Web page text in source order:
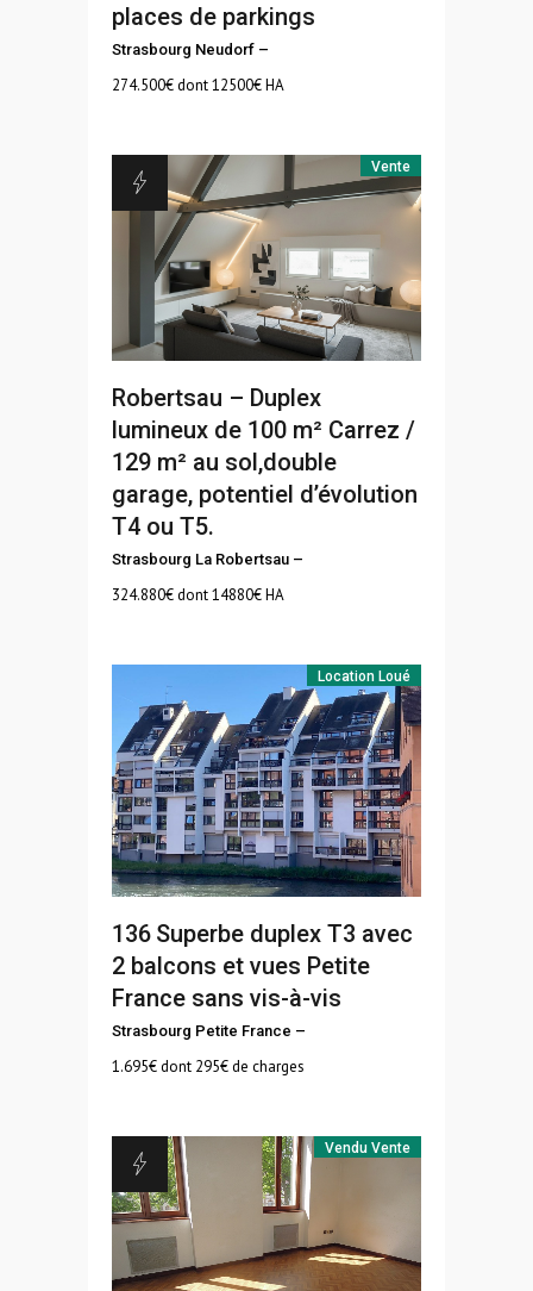
places de parkings
Strasbourg Neudorf –
274.500€ dont 12500€ HA
Vente
Robertsau – Duplex
lumineux de 100 m² Carrez /
129 m² au sol,double
garage, potentiel d’évolution
T4 ou T5.
Strasbourg La Robertsau –
324.880€ dont 14880€ HA
Location Loué
136 Superbe duplex T3 avec
2 balcons et vues Petite
France sans vis-à-vis
Strasbourg Petite France –
1.695€ dont 295€ de charges
Vendu Vente